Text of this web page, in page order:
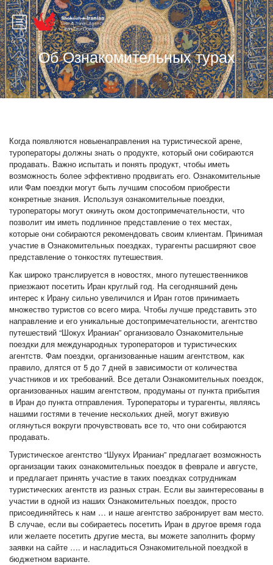
Об Ознакомительных турах
Когда появляются новыенаправления на туристической арене,
туроператоры должны знать о продукте, который они собираются
продавать. Важно испытать и понять продукт, чтобы иметь
возможность более эффективно продвигать его. Ознакомительные
или Фам поездки могут быть лучшим способом приобрести
конкретные знания. Используя ознакомительные поездки,
туроператоры могут окинуть оком достопримечательности, что
позволит им иметь подлинное представление о тех местах,
которые они собираются рекомендовать своим клиентам. Принимая
участие в Ознакомительных поездках, турагенты расширяют свое
представление о тонкостях путешествия.
Как широко транслируется в новостях, много путешественников
приезжают посетить Иран круглый год. На сегодняшний день
интерес к Ирану сильно увеличился и Иран готов принимаеть
множество туристов со всего мира. Чтобы лучше представить это
направление и его уникальные достопримечательности, агентство
путешествий “Шокух Ираниан” организовало Ознакомительные
поездки для международных туроператоров и туристических
агентств. Фам поездки, организованные нашим агентством, как
правило, длятся от 5 до 7 дней в зависимости от количества
участников и их требований. Все детали Ознакомительных поездок,
организованных нашим агентством, продуманы от пункта прибытия
в Иран до пункта отправления. Туроператоры и турагенты, являясь
нашими гостями в течение нескольких дней, могут вживую
оглянуться вокруги прочувствовать все то, что они собираются
продавать.
Туристическое агентство “Шукух Ираниан” предлагает возможность
организации таких ознакомительных поездок в феврале и августе,
и предлагает принять участие в таких поездках сотрудникам
туристических агентств из разных стран. Если вы заинтересованы в
участии в одной из наших Ознакомительных поездок, просто
присоединяйтесь к нам … и наше агентство забронирует вам место.
В случае, если вы собираетесь посетить Иран в другое время года
или желаете посетить другие места, вы можете заполнить форму
заявки на сайте …. и насладиться Ознакомительной поездкой в
бюджетном варианте.